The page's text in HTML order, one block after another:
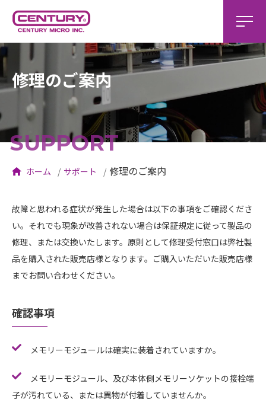
修理のご案内
SUPPORT
ホーム サポート 修理のご案内
故障と思われる症状が発生した場合は以下の事項をご確認くださ
い。それでも現象が改善されない場合は保証規定に従って製品の
修理、または交換いたします。原則として修理受付窓口は弊社製
品を購入された販売店様となります。ご購入いただいた販売店様
までお問い合わせください。
確認事項
メモリーモジュールは確実に装着されていますか。
メモリーモジュール、及び本体側メモリーソケットの接栓端
子が汚れている、または異物が付着していませんか。